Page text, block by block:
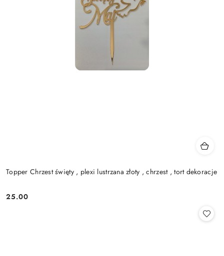
Topper Chrzest święty , plexi lustrzana złoty , chrzest , tort dekoracje
Cena:
25.00